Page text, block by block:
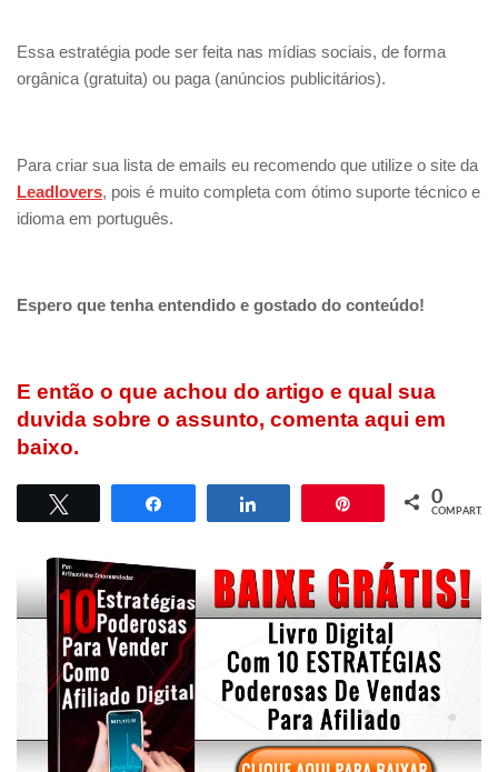
Essa estratégia pode ser feita nas mídias sociais, de forma
orgânica (gratuita) ou paga (anúncios publicitários).
Para criar sua lista de emails eu recomendo que utilize o site da
Leadlovers, pois é muito completa com ótimo suporte técnico e
idioma em português.
Espero que tenha entendido e gostado do conteúdo!
E então o que achou do artigo e qual sua
duvida sobre o assunto, comenta aqui em
baixo.
Compartilhar Compartilhar 0
COMPART.